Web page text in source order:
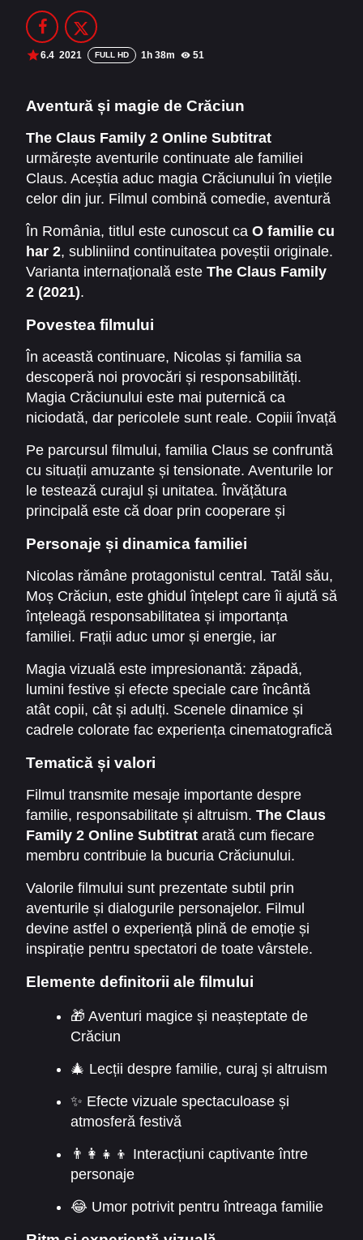
Filme Online 2014
Filme Online 2012 Filme Online 2011
DMCA
SERIALE ONLINE
TERMENI ȘI CONDIȚII
CONTACT
6.4 2021 FULL HD 1h 38m 51
Aventură și magie de Crăciun
The Claus Family 2 Online Subtitrat
urmărește aventurile continuate ale familiei
Claus. Aceștia aduc magia Crăciunului în viețile
celor din jur. Filmul combină comedie, aventură
pentru întreaga familie și pentru serile festive.
În România, titlul este cunoscut ca O familie cu
har 2, subliniind continuitatea poveștii originale.
Varianta internațională este The Claus Family
2 (2021).
Povestea filmului
În această continuare, Nicolas și familia sa
descoperă noi provocări și responsabilități.
Magia Crăciunului este mai puternică ca
niciodată, dar pericolele sunt reale. Copiii învață
sărbătorilor.
Pe parcursul filmului, familia Claus se confruntă
cu situații amuzante și tensionate. Aventurile lor
le testează curajul și unitatea. Învățătura
principală este că doar prin cooperare și
Crăciunului.
Personaje și dinamica familiei
Nicolas rămâne protagonistul central. Tatăl său,
Moș Crăciun, este ghidul înțelept care îi ajută să
înțeleagă responsabilitatea și importanța
familiei. Frații aduc umor și energie, iar
și aduc profunzime fiecărei scene.
Magia vizuală este impresionantă: zăpadă,
lumini festive și efecte speciale care încântă
atât copii, cât și adulți. Scenele dinamice și
cadrele colorate fac experiența cinematografică
Tematică și valori
Filmul transmite mesaje importante despre
familie, responsabilitate și altruism. The Claus
Family 2 Online Subtitrat arată cum fiecare
membru contribuie la bucuria Crăciunului.
esențiale.
Valorile filmului sunt prezentate subtil prin
aventurile și dialogurile personajelor. Filmul
devine astfel o experiență plină de emoție și
inspirație pentru spectatori de toate vârstele.
Elemente definitorii ale filmului
🎁 Aventuri magice și neașteptate de
Crăciun
🎄 Lecții despre familie, curaj și altruism
✨ Efecte vizuale spectaculoase și
atmosferă festivă
👨‍👩‍👧‍👦 Interacțiuni captivante între
personaje
😂 Umor potrivit pentru întreaga familie